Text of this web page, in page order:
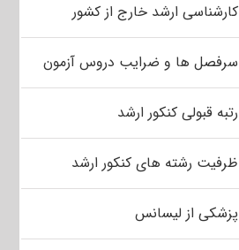
کارشناسی ارشد خارج از کشور
سرفصل ها و ضرایب دروس آزمون
رتبه قبولی کنکور ارشد
ظرفیت رشته های کنکور ارشد
پزشکی از لیسانس